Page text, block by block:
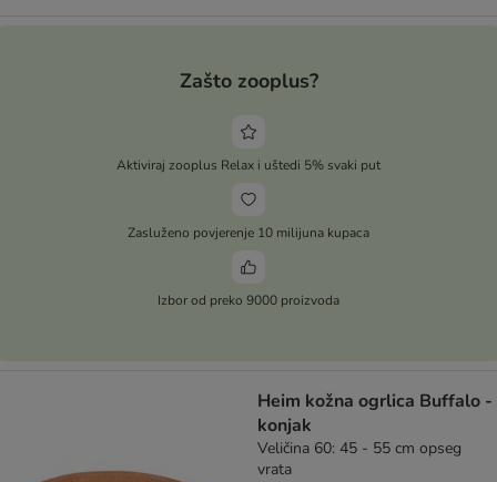
Zašto zooplus?
Aktiviraj zooplus Relax i uštedi 5% svaki put
Zasluženo povjerenje 10 milijuna kupaca
Izbor od preko 9000 proizvoda
Heim kožna ogrlica Buffalo -
konjak
Veličina 60: 45 - 55 cm opseg
vrata